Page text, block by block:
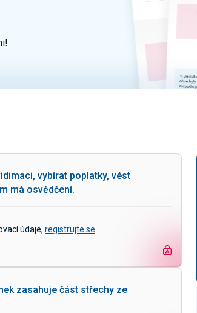
vybírat poplatky, vést
má osvědčení.
údaje, registrujte se
zasahuje část střechy ze